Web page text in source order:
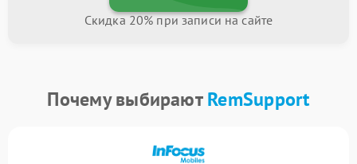
Скидка 20% при записи на сайте
Почему выбираютRemSupport